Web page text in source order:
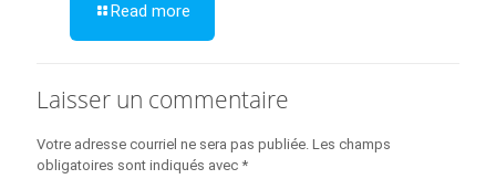
Read more
Laisser un commentaire
Votre adresse courriel ne sera pas publiée. Les champs
obligatoires sont indiqués avec *